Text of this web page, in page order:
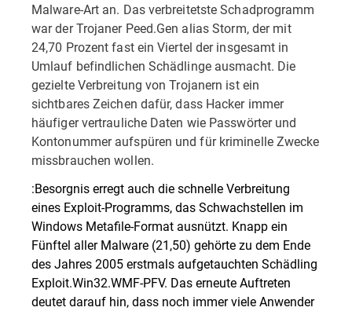
Malware-Art an. Das verbreitetste Schadprogramm
war der Trojaner Peed.Gen alias Storm, der mit
24,70 Prozent fast ein Viertel der insgesamt in
Umlauf befindlichen Schädlinge ausmacht. Die
gezielte Verbreitung von Trojanern ist ein
sichtbares Zeichen dafür, dass Hacker immer
häufiger vertrauliche Daten wie Passwörter und
Kontonummer aufspüren und für kriminelle Zwecke
missbrauchen wollen.
:Besorgnis erregt auch die schnelle Verbreitung
eines Exploit-Programms, das Schwachstellen im
Windows Metafile-Format ausnützt. Knapp ein
Fünftel aller Malware (21,50) gehörte zu dem Ende
des Jahres 2005 erstmals aufgetauchten Schädling
Exploit.Win32.WMF-PFV. Das erneute Auftreten
deutet darauf hin, dass noch immer viele Anwender